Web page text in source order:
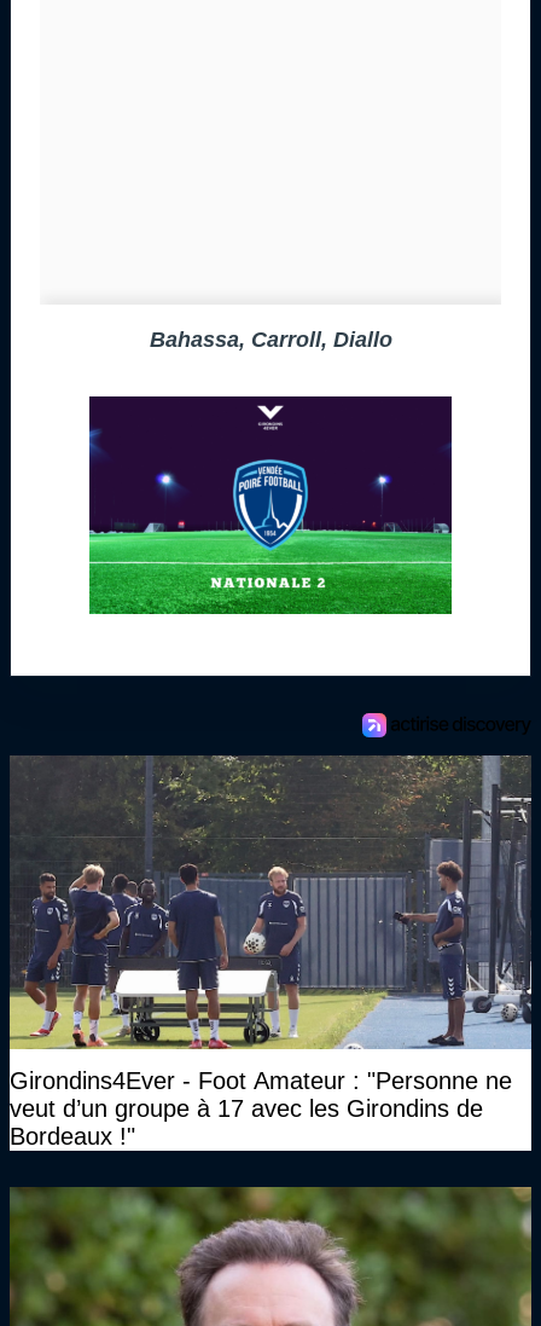
Bahassa, Carroll, Diallo
Girondins4Ever - Foot Amateur : "Personne ne
veut d’un groupe à 17 avec les Girondins de
Bordeaux !"